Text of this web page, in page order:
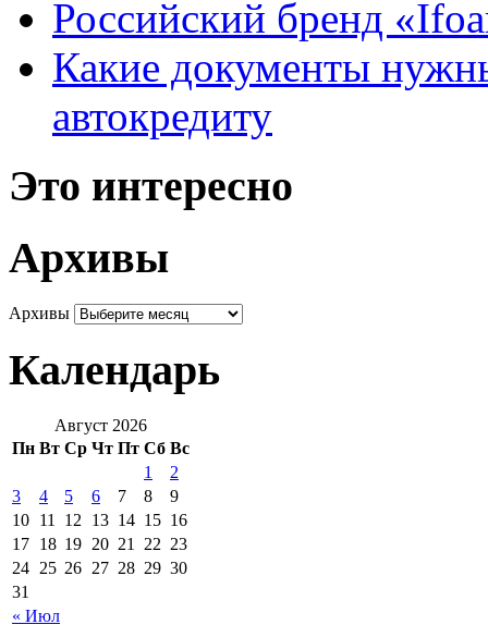
Российский бренд
Какие документы
автокредиту
Это интересно
Архивы
Архивы
Календарь
Август 2026
Пн Вт Ср Чт Пт Сб Вс
« Июл
1
2
3
4 5 6 7 8
9
10 11 12 13 14 15 16
17 18 19 20 21 22 23
24 25 26 27 28 29 30
31